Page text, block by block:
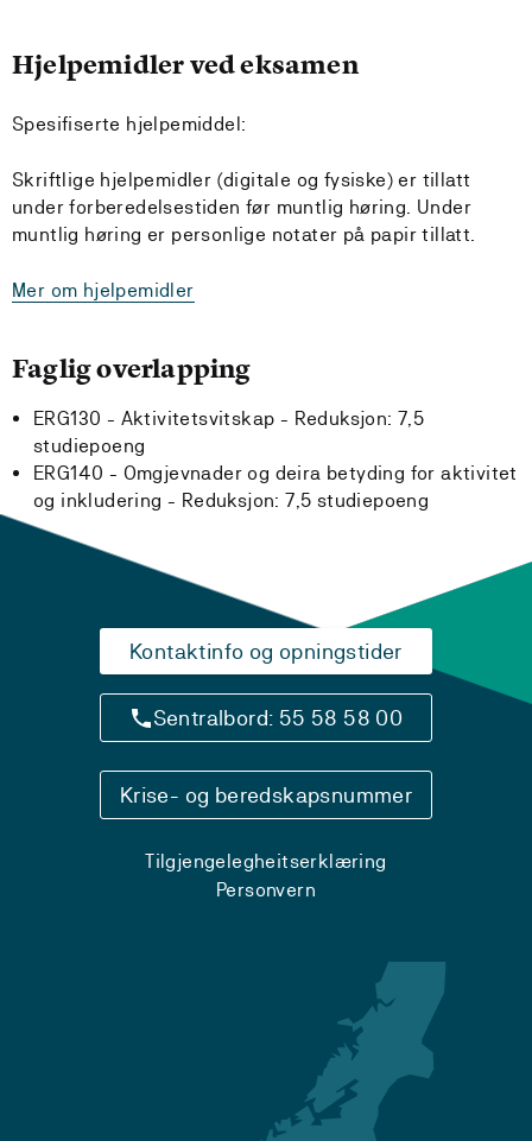
Hjelpemidler ved eksamen
Spesifiserte hjelpemiddel:
Skriftlige hjelpemidler (digitale og fysiske) er tillatt
under forberedelsestiden før muntlig høring. Under
muntlig høring er personlige notater på papir tillatt.
Mer om hjelpemidler
Faglig overlapping
ERG130 - Aktivitetsvitskap - Reduksjon: 7,5
studiepoeng
ERG140 - Omgjevnader og deira betyding for aktivitet
og inkludering - Reduksjon: 7,5 studiepoeng
Kontaktinfo og opningstider
Sentralbord: 55 58 58 00
Krise- og beredskapsnummer
Tilgjengelegheitserklæring
Personvern